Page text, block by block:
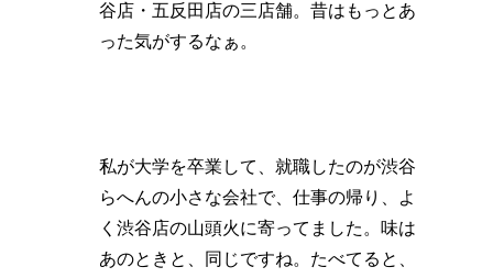
谷店・五反田店の三店舗。昔はもっとあ
った気がするなぁ。
私が大学を卒業して、就職したのが渋谷
らへんの小さな会社で、仕事の帰り、よ
く渋谷店の山頭火に寄ってました。味は
あのときと、同じですね。たべてると、